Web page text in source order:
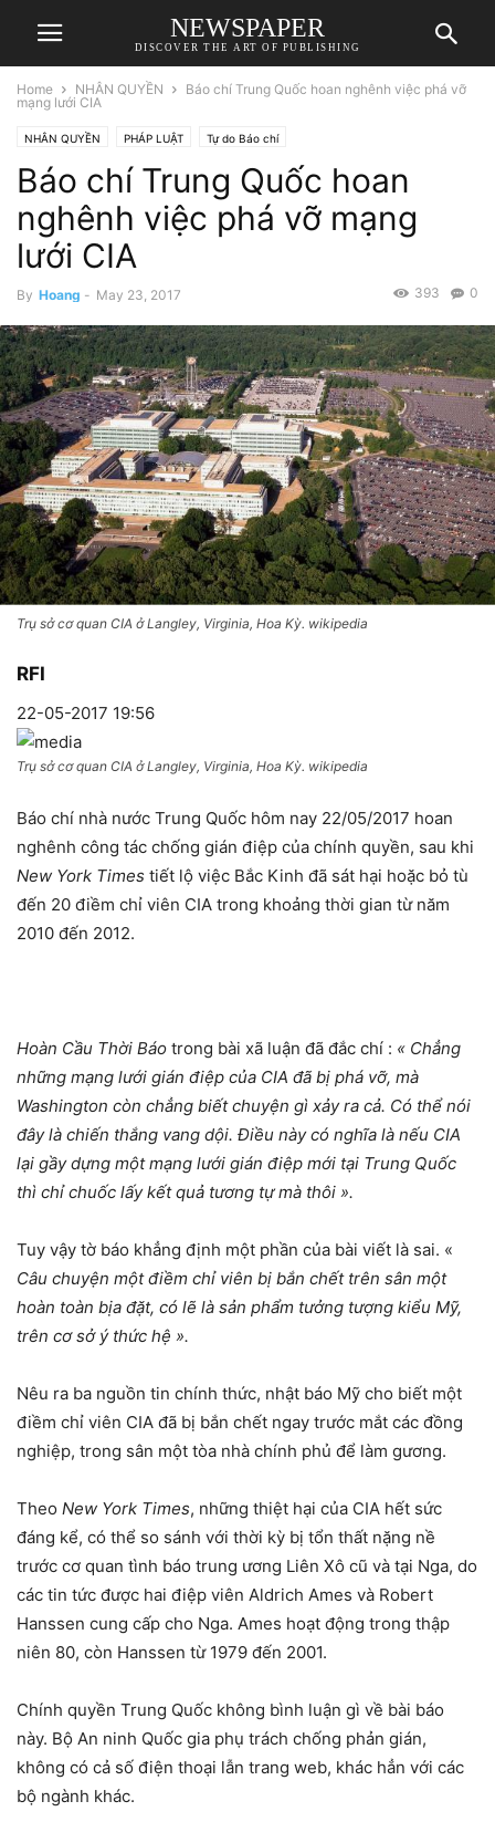
NEWSPAPER
DISCOVER THE ART OF PUBLISHING
Home NHÂN QUYỀN
Báo chí Trung Quốc hoan nghênh việc phá vỡ
mạng lưới CIA
NHÂN QUYỀN PHÁP LUẬT Tự do Báo chí
Báo chí Trung Quốc hoan
nghênh việc phá vỡ mạng
lưới CIA
By Hoang - May 23, 2017 0
393
Trụ sở cơ quan CIA ở Langley, Virginia, Hoa Kỳ. wikipedia
RFI
22-05-2017 19:56
Trụ sở cơ quan CIA ở Langley, Virginia, Hoa Kỳ. wikipedia
Báo chí nhà nước Trung Quốc hôm nay 22/05/2017 hoan
nghênh công tác chống gián điệp của chính quyền, sau khi
New York Times tiết lộ việc Bắc Kinh đã sát hại hoặc bỏ tù
đến 20 điềm chỉ viên CIA trong khoảng thời gian từ năm
2010 đến 2012.
Hoàn Cầu Thời Báo trong bài xã luận đã đắc chí : « Chẳng
những mạng lưới gián điệp của CIA đã bị phá vỡ, mà
Washington còn chẳng biết chuyện gì xảy ra cả. Có thể nói
đây là chiến thắng vang dội. Điều này có nghĩa là nếu CIA
lại gầy dựng một mạng lưới gián điệp mới tại Trung Quốc
thì chỉ chuốc lấy kết quả tương tự mà thôi ».
Tuy vậy tờ báo khẳng định một phần của bài viết là sai. «
Câu chuyện một điềm chỉ viên bị bắn chết trên sân một
hoàn toàn bịa đặt, có lẽ là sản phẩm tưởng tượng kiểu Mỹ,
trên cơ sở ý thức hệ ».
Nêu ra ba nguồn tin chính thức, nhật báo Mỹ cho biết một
điềm chỉ viên CIA đã bị bắn chết ngay trước mắt các đồng
nghiệp, trong sân một tòa nhà chính phủ để làm gương.
Theo New York Times, những thiệt hại của CIA hết sức
đáng kể, có thể so sánh với thời kỳ bị tổn thất nặng nề
trước cơ quan tình báo trung ương Liên Xô cũ và tại Nga, do
các tin tức được hai điệp viên Aldrich Ames và Robert
Hanssen cung cấp cho Nga. Ames hoạt động trong thập
niên 80, còn Hanssen từ 1979 đến 2001.
Chính quyền Trung Quốc không bình luận gì về bài báo
này. Bộ An ninh Quốc gia phụ trách chống phản gián,
không có cả số điện thoại lẫn trang web, khác hẳn với các
bộ ngành khác.